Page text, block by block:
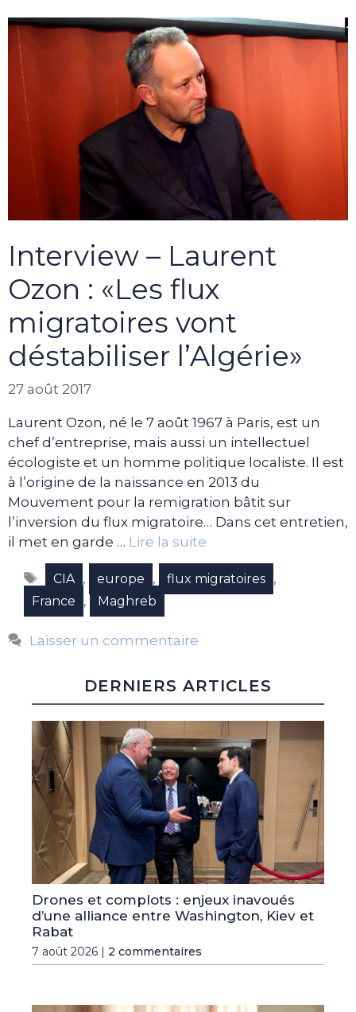
Interview – Laurent
Ozon : «Les flux
migratoires vont
déstabiliser l’Algérie»
27 août 2017
Laurent Ozon, né le 7 août 1967 à Paris, est un
chef d’entreprise, mais aussi un intellectuel
écologiste et un homme politique localiste. Il est
à l’origine de la naissance en 2013 du
Mouvement pour la remigration bâtit sur
l’inversion du flux migratoire… Dans cet entretien,
il met en garde … Lire la suite
Étiquettes
CIA , europe , flux migratoires ,
France , Maghreb
Laisser un commentaire
DERNIERS ARTICLES
Drones et complots : enjeux inavoués
d’une alliance entre Washington, Kiev et
Rabat
7 août 2026 | 2 commentaires